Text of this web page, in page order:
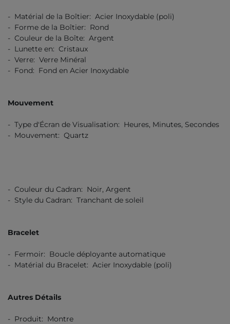
- Matérial de la Boîtier: Acier Inoxydable (poli)
- Forme de la Boîtier: Rond
- Couleur de la Boîte: Argent
- Lunette en: Cristaux
- Verre: Verre Minéral
- Fond: Fond en Acier Inoxydable
Mouvement
- Type d'Écran de Visualisation: Heures, Minutes, Secondes
- Mouvement: Quartz
- Couleur du Cadran: Noir, Argent
- Style du Cadran: Tranchant de soleil
Bracelet
- Fermoir: Boucle déployante automatique
- Matérial du Bracelet: Acier Inoxydable (poli)
Autres Détails
- Produit: Montre